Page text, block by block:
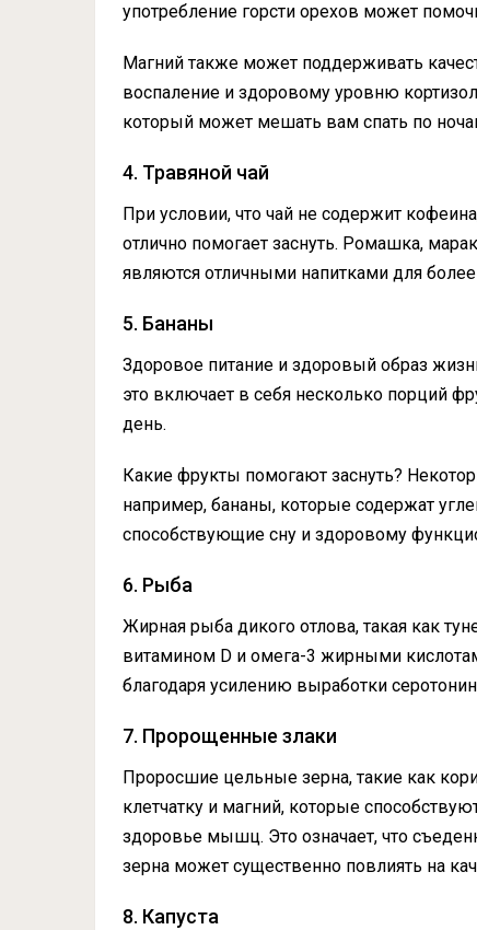
употребление горсти орехов может
Магний также может поддерживать
воспаление и здоровому уровню
который может мешать вам спать по
4. Травяной чай
При условии, что чай не содержит
отлично помогает заснуть. Ромашка,
являются отличными напитками для
5. Бананы
Здоровое питание и здоровый образ
это включает в себя несколько порций
день.
Какие фрукты помогают заснуть?
например, бананы, которые содержат
способствующие сну и здоровому
6. Рыба
Жирная рыба дикого отлова, такая как
витамином D и омега-3 жирными
благодаря усилению выработки
7. Пророщенные злаки
Проросшие цельные зерна, такие как
клетчатку и магний, которые
здоровье мышц. Это означает, что
зерна может существенно повлиять на
8. Капуста